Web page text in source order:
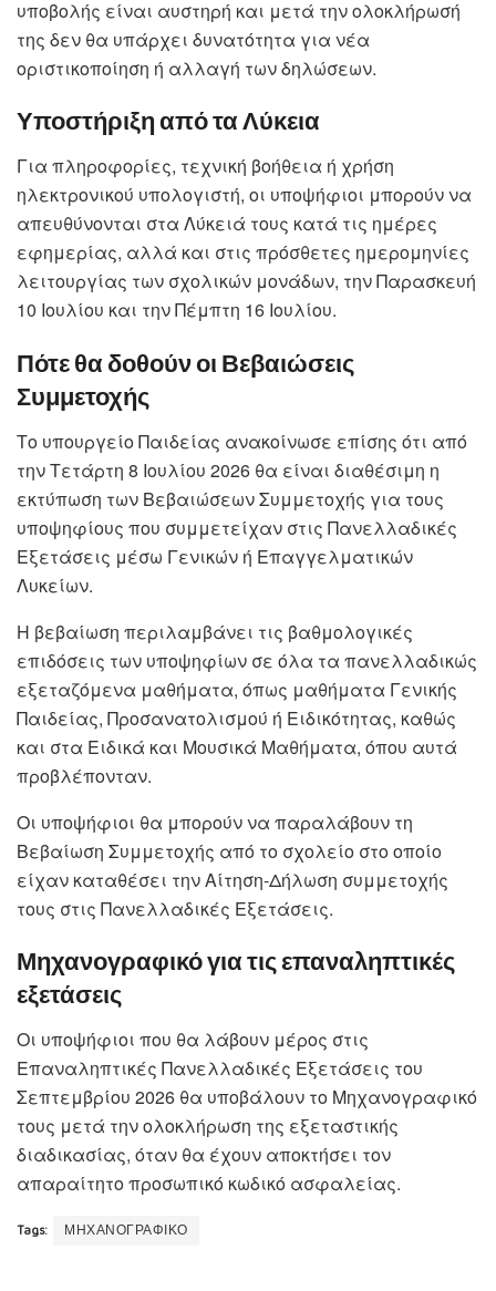
υποβολής είναι αυστηρή και μετά την ολοκλήρωσή
της δεν θα υπάρχει δυνατότητα για νέα
οριστικοποίηση ή αλλαγή των δηλώσεων.
Υποστήριξη από τα Λύκεια
Για πληροφορίες, τεχνική βοήθεια ή χρήση
ηλεκτρονικού υπολογιστή, οι υποψήφιοι μπορούν να
απευθύνονται στα Λύκειά τους κατά τις ημέρες
εφημερίας, αλλά και στις πρόσθετες ημερομηνίες
λειτουργίας των σχολικών μονάδων, την Παρασκευή
10 Ιουλίου και την Πέμπτη 16 Ιουλίου.
Πότε θα δοθούν οι Βεβαιώσεις
Συμμετοχής
Το υπουργείο Παιδείας ανακοίνωσε επίσης ότι από
την Τετάρτη 8 Ιουλίου 2026 θα είναι διαθέσιμη η
εκτύπωση των Βεβαιώσεων Συμμετοχής για τους
υποψηφίους που συμμετείχαν στις Πανελλαδικές
Εξετάσεις μέσω Γενικών ή Επαγγελματικών
Λυκείων.
Η βεβαίωση περιλαμβάνει τις βαθμολογικές
επιδόσεις των υποψηφίων σε όλα τα πανελλαδικώς
εξεταζόμενα μαθήματα, όπως μαθήματα Γενικής
Παιδείας, Προσανατολισμού ή Ειδικότητας, καθώς
και στα Ειδικά και Μουσικά Μαθήματα, όπου αυτά
προβλέπονταν.
Οι υποψήφιοι θα μπορούν να παραλάβουν τη
Βεβαίωση Συμμετοχής από το σχολείο στο οποίο
είχαν καταθέσει την Αίτηση-Δήλωση συμμετοχής
τους στις Πανελλαδικές Εξετάσεις.
Μηχανογραφικό για τις επαναληπτικές
εξετάσεις
Οι υποψήφιοι που θα λάβουν μέρος στις
Επαναληπτικές Πανελλαδικές Εξετάσεις του
Σεπτεμβρίου 2026 θα υποβάλουν το Μηχανογραφικό
τους μετά την ολοκλήρωση της εξεταστικής
διαδικασίας, όταν θα έχουν αποκτήσει τον
απαραίτητο προσωπικό κωδικό ασφαλείας.
Tags: ΜΗΧΑΝΟΓΡΑΦΙΚΟ